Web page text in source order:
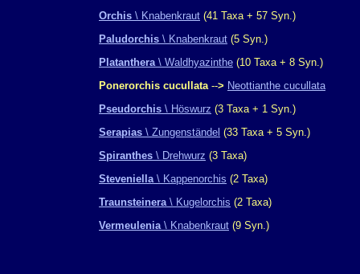
Orchis \ Knabenkraut (41 Taxa + 57 Syn.)
Paludorchis \ Knabenkraut (5 Syn.)
Platanthera \ Waldhyazinthe (10 Taxa + 8 Syn.)
Ponerorchis cucullata --> Neottianthe cucullata
Pseudorchis \ Höswurz (3 Taxa + 1 Syn.)
Serapias \ Zungenständel (33 Taxa + 5 Syn.)
Spiranthes \ Drehwurz (3 Taxa)
Steveniella \ Kappenorchis (2 Taxa)
Traunsteinera \ Kugelorchis (2 Taxa)
Vermeulenia \ Knabenkraut (9 Syn.)